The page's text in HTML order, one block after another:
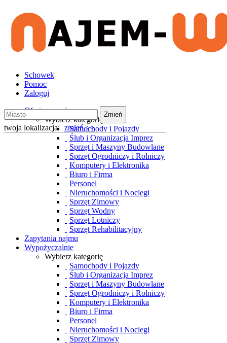
Schowek
Pomoc
Zaloguj
Zmień
twoja lokalizacja: zmień >>
Oferty wynajmu
Wybierz kategorię
Samochody i Pojazdy
Ślub i Organizacja Imprez
Sprzęt i Maszyny Budowlane
Sprzęt Ogrodniczy i Rolniczy
Komputery i Elektronika
Biuro i Firma
Personel
Nieruchomości i Noclegi
Sprzęt Zimowy
Sprzęt Wodny
Sprzęt Lotniczy
Sprzęt Rehabilitacyjny
Zapytania najmu
Wypożyczalnie
Wybierz kategorię
Samochody i Pojazdy
Ślub i Organizacja Imprez
Sprzęt i Maszyny Budowlane
Sprzęt Ogrodniczy i Rolniczy
Komputery i Elektronika
Biuro i Firma
Personel
Nieruchomości i Noclegi
Sprzęt Zimowy